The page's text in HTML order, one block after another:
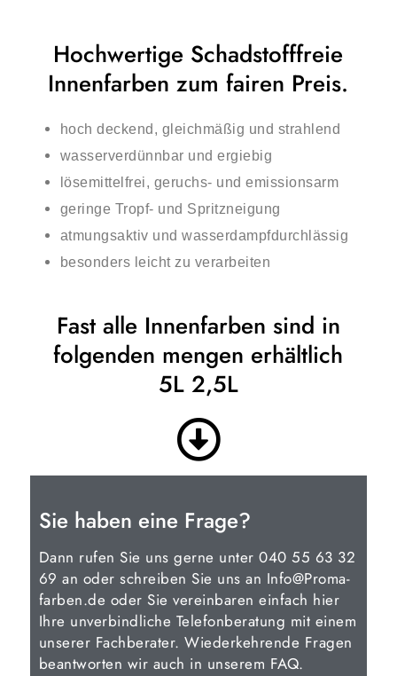
Hochwertige Schadstofffreie
Innenfarben zum fairen Preis.
hoch deckend, gleichmäßig und strahlend
wasserverdünnbar und ergiebig
lösemittelfrei, geruchs- und emissionsarm
geringe Tropf- und Spritzneigung
atmungsaktiv und wasserdampfdurchlässig
besonders leicht zu verarbeiten
Fast alle Innenfarben sind in
folgenden mengen erhältlich
5L 2,5L
Sie haben eine Frage?
Dann rufen Sie uns gerne unter 040 55 63 32
69 an oder schreiben Sie uns an Info@Proma-
farben.de oder Sie vereinbaren einfach hier
Ihre unverbindliche Telefonberatung mit einem
unserer Fachberater. Wiederkehrende Fragen
beantworten wir auch in unserem FAQ.